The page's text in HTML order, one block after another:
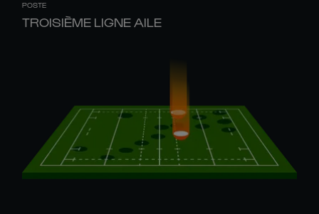
POSTE
TROISIÈME LIGNE AILE